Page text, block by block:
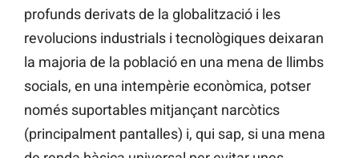
profunds derivats de la globalització i les
revolucions industrials i tecnològiques deixaran
la majoria de la població en una mena de llimbs
socials, en una intempèrie econòmica, potser
només suportables mitjançant narcòtics
(principalment pantalles) i, qui sap, si una mena